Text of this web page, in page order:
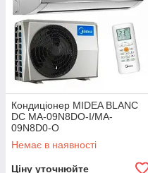
Кондиціонер MIDEA BLANC
DС MA-09N8DO-I/MA-
09N8D0-O
Немає в наявності
Ціну уточнюйте